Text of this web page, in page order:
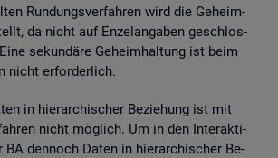
Run­dungs­ver­fah­ren wird die Ge­heim­
da nicht auf En­zel­an­ga­ben ge­schlos­
se­kun­dä­re Ge­heim­hal­tung ist beim
nicht er­for­der­lich.
in hier­ar­chi­scher Be­zie­hung ist mit
nicht mög­lich. Um in den In­ter­ak­ti­
BA den­noch Daten in hier­ar­chi­scher Be­